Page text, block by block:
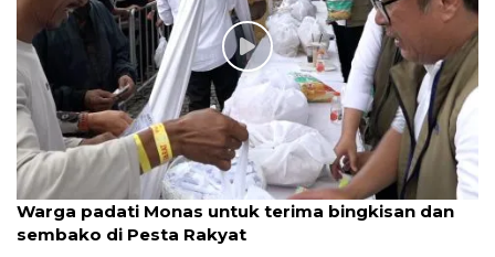
Warga padati Monas untuk terima bingkisan dan
sembako di Pesta Rakyat